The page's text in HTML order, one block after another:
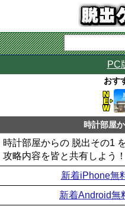
PC
おす
時計部屋
時計部屋からの 脱出その1
攻略内容を皆と共有しよう！
新着iPhone無
新着Android無